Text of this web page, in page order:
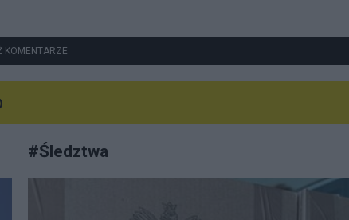
KOMENTARZE
#Śledztwa